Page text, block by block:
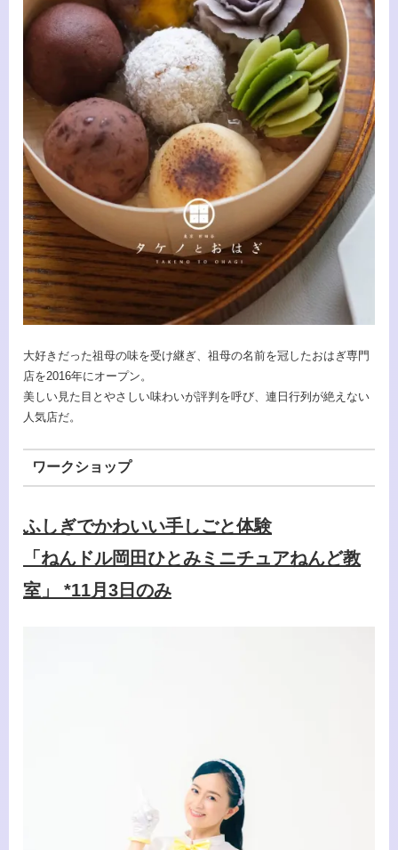
大好きだった祖母の味を受け継ぎ、祖母の名前を冠したおはぎ専門
店を2016年にオープン。
美しい見た目とやさしい味わいが評判を呼び、連日行列が絶えない
人気店だ。
ワークショップ
ふしぎでかわいい手しごと体験
「ねんドル岡田ひとみミニチュアねんど教
室」 *11月3日のみ